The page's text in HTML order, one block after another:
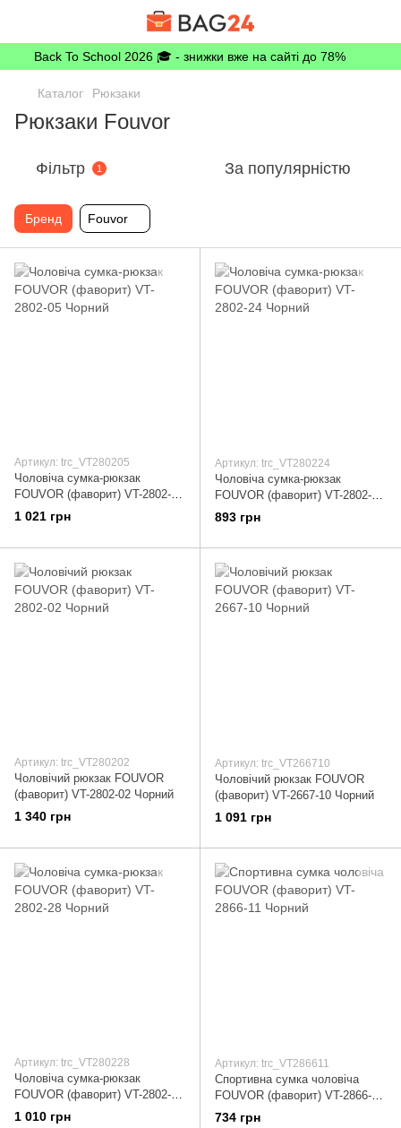
Back To School 2026 🎓 - знижки вже на сайті до 78%
Каталог Рюкзаки
Рюкзаки Fouvor
Фільтр 1 За популярністю
Бренд Fouvor
Артикул: trc_VT280205
Чоловіча сумка-рюкзак
FOUVOR (фаворит) VT-2802-05
Чорний
1 021 грн
Артикул: trc_VT280224
Чоловіча сумка-рюкзак
FOUVOR (фаворит) VT-2802-24
Чорний
893 грн
Артикул: trc_VT280202
Чоловічий рюкзак FOUVOR
(фаворит) VT-2802-02 Чорний
1 340 грн
Артикул: trc_VT266710
Чоловічий рюкзак FOUVOR
(фаворит) VT-2667-10 Чорний
1 091 грн
Артикул: trc_VT280228
Чоловіча сумка-рюкзак
FOUVOR (фаворит) VT-2802-28
Чорний
1 010 грн
Артикул: trc_VT286611
Спортивна сумка чоловіча
FOUVOR (фаворит) VT-2866-11
Чорний
734 грн